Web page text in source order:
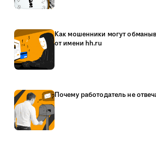
Как мошенники могут
от имени hh.ru
Почему работодатель не